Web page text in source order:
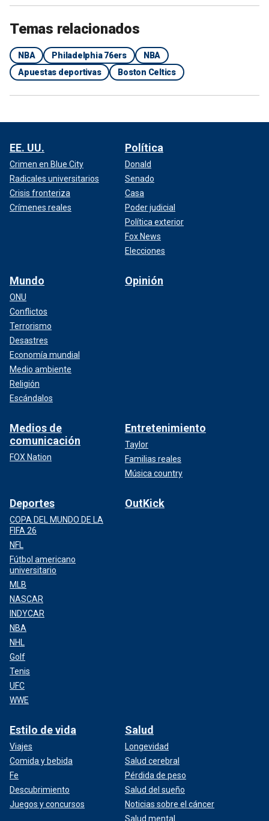
Temas relacionados
NBA Philadelphia 76ers
NBA
Apuestas deportivas
Boston Celtics
EE. UU.
Crimen en Blue City
Radicales universitarios
Crisis fronteriza
Crímenes reales
Política
Donald
Senado
Casa
Poder judicial
Política exterior
Fox News
Elecciones
Mundo
ONU
Conflictos
Terrorismo
Desastres
Economía mundial
Medio ambiente
Religión
Escándalos
Opinión
Medios de
comunicación
FOX Nation
Entretenimiento
Taylor
Familias reales
Música country
Deportes
COPA DEL MUNDO DE LA
FIFA 26
NFL
Fútbol americano
universitario
MLB
NASCAR
INDYCAR
NBA
NHL
Golf
Tenis
UFC
WWE
OutKick
Estilo de vida
Viajes
Comida y bebida
Fe
Descubrimiento
Juegos y concursos
Salud
Longevidad
Salud cerebral
Pérdida de peso
Salud del sueño
Noticias sobre el cáncer
Salud mental